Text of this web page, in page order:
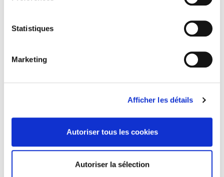
Statistiques
Marketing
Afficher les détails
Autoriser tous les cookies
Autoriser la sélection
BOYER Auguste
(1875-1914)
(1887-1917)
BUGAUT Albert
CABANNES Bernard
(1875 - 1918)